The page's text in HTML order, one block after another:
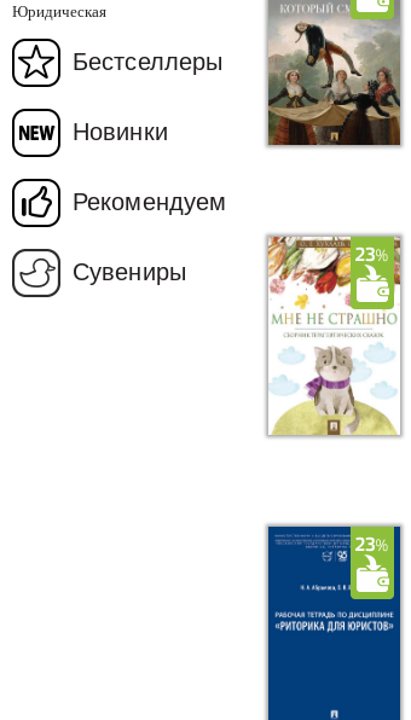
Юридическая
Бестселлеры
Новинки
Рекомендуем
Сувениры